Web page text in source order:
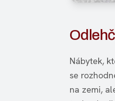
Nábytek,
se
na zemi,